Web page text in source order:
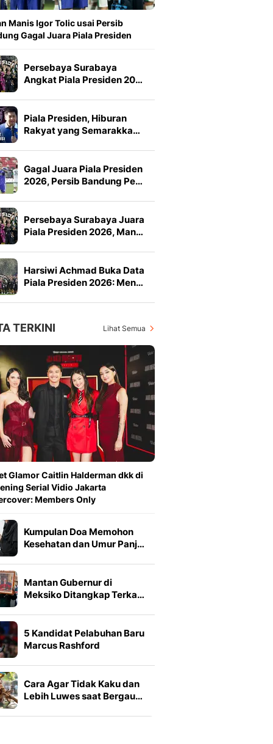
Manis Igor Tolic usai Persib
Gagal Juara Piala Presiden
Persebaya Surabaya
Angkat Piala Presiden 20…
Piala Presiden, Hiburan
Rakyat yang Semarakka…
Gagal Juara Piala Presiden
2026, Persib Bandung Pe…
Persebaya Surabaya Juara
Piala Presiden 2026, Man…
Harsiwi Achmad Buka Data
Piala Presiden 2026: Men…
TERKINI Lihat Semua
Glamor Caitlin Halderman dkk di
Serial Vidio Jakarta
Members Only
Kumpulan Doa Memohon
Kesehatan dan Umur Panj…
Mantan Gubernur di
Meksiko Ditangkap Terka…
5 Kandidat Pelabuhan Baru
Marcus Rashford
Cara Agar Tidak Kaku dan
Lebih Luwes saat Bergau…